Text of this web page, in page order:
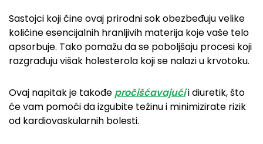
Sastojci koji čine ovaj prirodni sok obezbeđuju velike
količine esencijalnih hranljivih materija koje vaše telo
apsorbuje. Tako pomažu da se poboljšaju procesi koji
razgrađuju višak holesterola koji se nalazi u krvotoku.
Ovaj napitak je takođe pročišćavajućii diuretik, što
će vam pomoći da izgubite težinu i minimizirate rizik
od kardiovaskularnih bolesti.